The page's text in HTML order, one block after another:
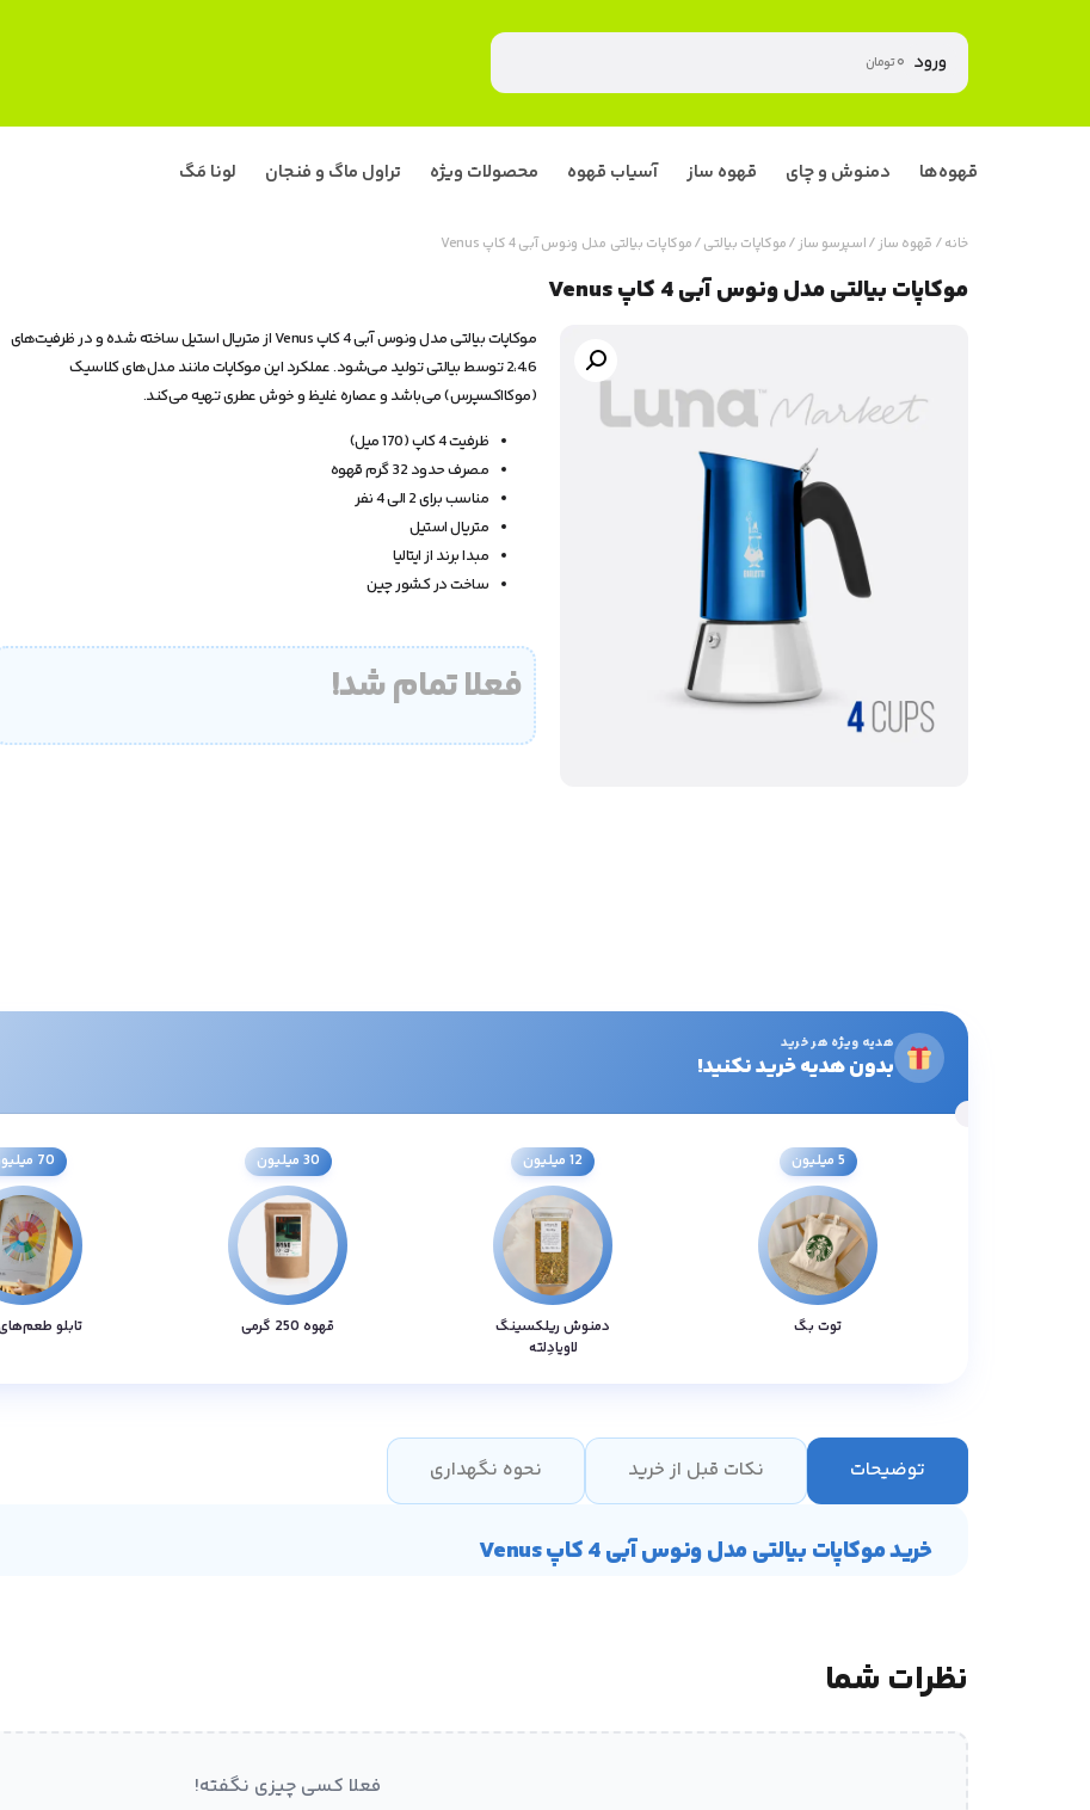
ورود ۰تومان
قهوه‌ها دمنوش و چای قهوه ساز آسیاب قهوه محصولات ویژه تراول ماگ و فنجان لونا مَگ
خانه/ قهوه ساز /اسپرسو ساز /موکاپات بیالتی/ موکاپات بیالتی مدل ونوس آبی 4 کاپ Venus
موکاپات بیالتی مدل ونوس آبی 4 کاپ Venus
موکاپات بیالتی مدل ونوس آبی 4 کاپ Venus از متریال استیل ساخته شده و در ظرفیت‌های
2،4،6 توسط بیالتی تولید می‌شود. عملکرد این موکاپات مانند مدل‌های کلاسیک
(موکااکسپرس) می‌باشد و عصاره غلیظ و خوش عطری تهیه می‌کند.
ظرفیت 4 کاپ (170 میل)
مصرف حدود 32 گرم قهوه
مناسب برای 2 الی 4 نفر
متریال استیل
مبدا برند از ایتالیا
ساخت در کشور چین
فعلا تمام شد!
هدیه ویژه هر خرید
بدون هدیه خرید نکنید!
5 میلیون
توت بگ
12 میلیون
دمنوش ریلکسینگ
لاویادِلته
30 میلیون
قهوه 250 گرمی
70 میلیون
تابلو
توضیحات نکات قبل از خرید نحوه نگهداری
خرید موکاپات بیالتی مدل ونوس آبی 4 کاپ Venus
نظرات شما
فعلا کسی چیزی نگفته!